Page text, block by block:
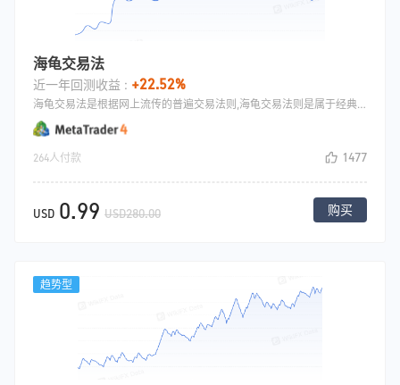
海龟交易法
近一年回测收益 : +22.52%
海龟交易法是根据网上流传的普遍交易法则,海龟交易法则是属于经典的策略,此法则网上比较普遍解释,主要是趋势策略,思路为均线上开多，均线下开空，行情下穿均线平仓
264人付款 1477
USD 0.99 USD280.00 购买
趋势型